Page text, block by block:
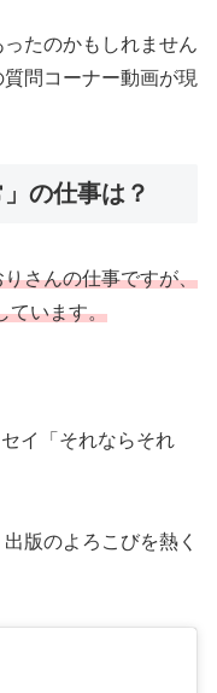
たのかもしれません
問コーナー動画が現
の仕事は？
さんの仕事ですが、
ています。
イ「それならそれ
版のよろこびを熱く